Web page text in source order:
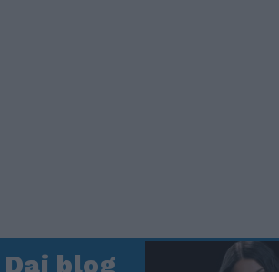
Dai blog